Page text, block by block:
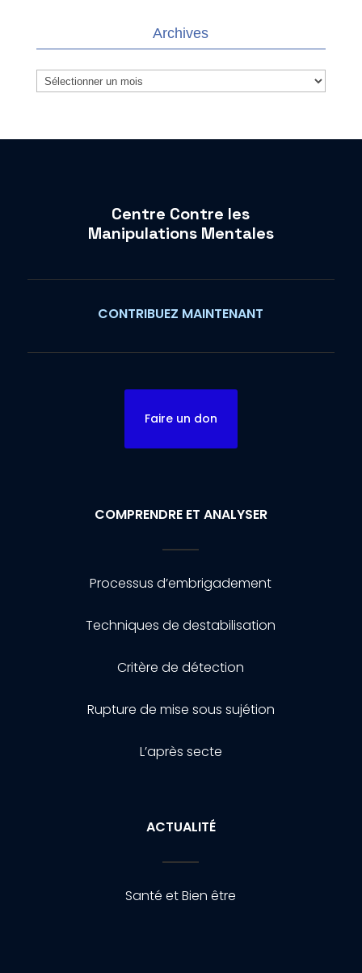
Archives
Archives
Centre Contre les
Manipulations Mentales
CONTRIBUEZ MAINTENANT
Faire un don
COMPRENDRE ET ANALYSER
Processus d’embrigadement
Techniques de destabilisation
Critère de détection
Rupture de mise sous sujétion
L’après secte
ACTUALITÉ
Santé et Bien être